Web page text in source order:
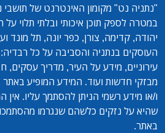
"נתניה נט" מקומון האינטרנט של
במטרה לספק תוכן איכותי ובלתי תלוי
יהודה, קדימה, צורן, כפר יונה, תל מונד
העוסקים בנתניה והסביבה על כל רבדיה:
עירוניים, מידע על העיר, מדריך עסקים,
מבזקי חדשות ועוד. המידע המופיע באתר
ו/או מידע רשמי הניתן להסתמך עליו.
שהיא על נזקים כלשהם שנגרמו
באתר.